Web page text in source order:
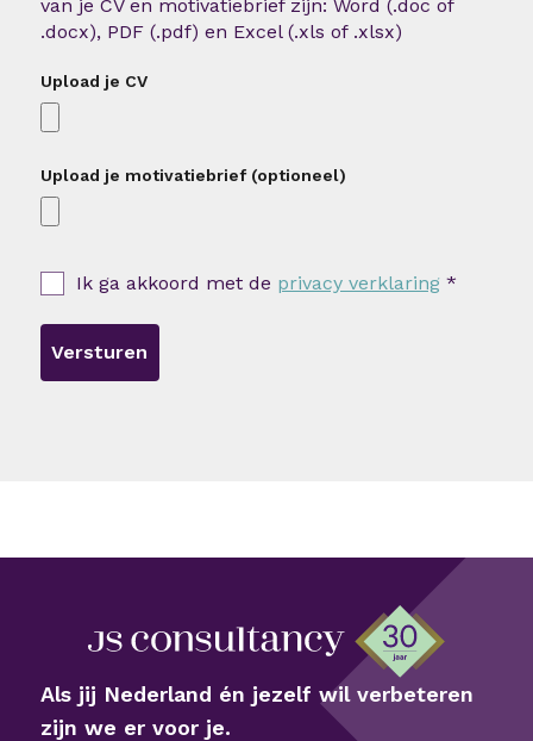
van je CV en motivatiebrief zijn: Word (.doc of
.docx), PDF (.pdf) en Excel (.xls of .xlsx)
Upload je CV
Upload je motivatiebrief (optioneel)
Ik ga akkoord met de privacy verklaring *
Versturen
Als jij Nederland én jezelf wil verbeteren
zijn we er voor je.